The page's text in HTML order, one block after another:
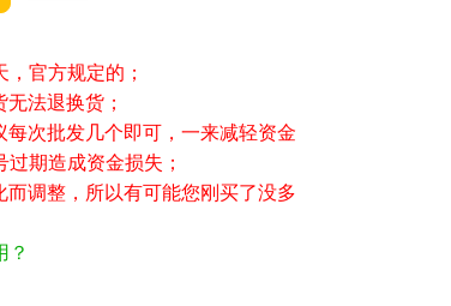
官方规定的；
法退换货；
次批发几个即可，一来减轻资金
期造成资金损失；
调整，所以有可能您刚买了没多
？